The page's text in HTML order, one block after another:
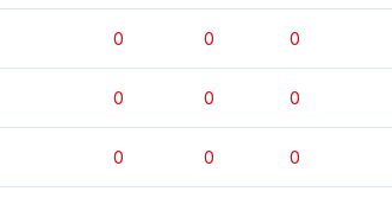
0 0 0
0 0 0
0 0 0